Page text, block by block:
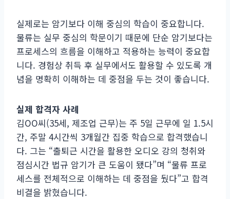
실제로는 암기보다 이해 중심의 학습이 중요합니다.
물류는 실무 중심의 학문이기 때문에 단순 암기보다는
프로세스의 흐름을 이해하고 적용하는 능력이 중요합
니다. 경험상 취득 후 실무에서도 활용할 수 있도록 개
념을 명확히 이해하는 데 중점을 두는 것이 좋습니다.
실제 합격자 사례
김OO씨(35세, 제조업 근무)는 주 5일 근무에 일 1.5시
간, 주말 4시간씩 3개월간 집중 학습으로 합격했습니
다. 그는 “출퇴근 시간을 활용한 오디오 강의 청취와
점심시간 법규 암기가 큰 도움이 됐다”며 “물류 프로
세스를 전체적으로 이해하는 데 중점을 뒀다”고 합격
비결을 밝혔습니다.